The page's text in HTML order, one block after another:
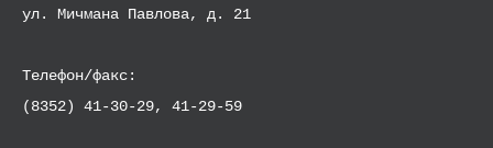
ул. Мичмана Павлова, д. 21
Телефон/факс:
(8352) 41-30-29, 41-29-59